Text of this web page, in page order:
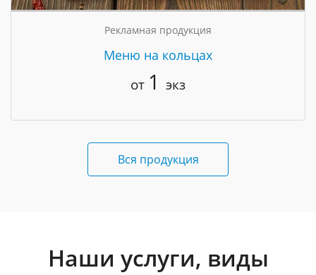
Рекламная продукция
Меню на кольцах
от 1 экз
Вся продукция
Наши услуги, виды